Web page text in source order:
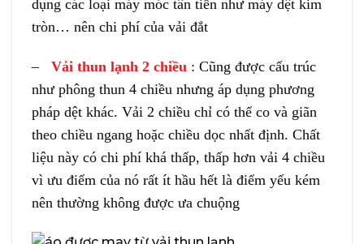
dụng các loại máy móc tân tiến như máy dệt kim
tròn… nên chi phí của vải đắt
– Vải thun lạnh 2 chiều : Cũng được cấu trúc
như phông thun 4 chiều nhưng áp dụng phương
pháp dệt khác. Vải 2 chiều chỉ có thể co và giãn
theo chiều ngang hoặc chiều dọc nhất định. Chất
liệu này có chi phí khá thấp, thấp hơn vải 4 chiều
vì ưu điểm của nó rất ít hầu hết là điểm yếu kém
nên thường không được ưa chuộng